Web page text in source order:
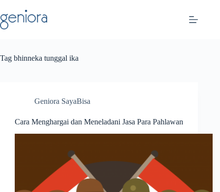
to
content
Tag bhinneka tunggal ika
Geniora SayaBisa
Cara Menghargai dan Meneladani Jasa Para Pahlawan